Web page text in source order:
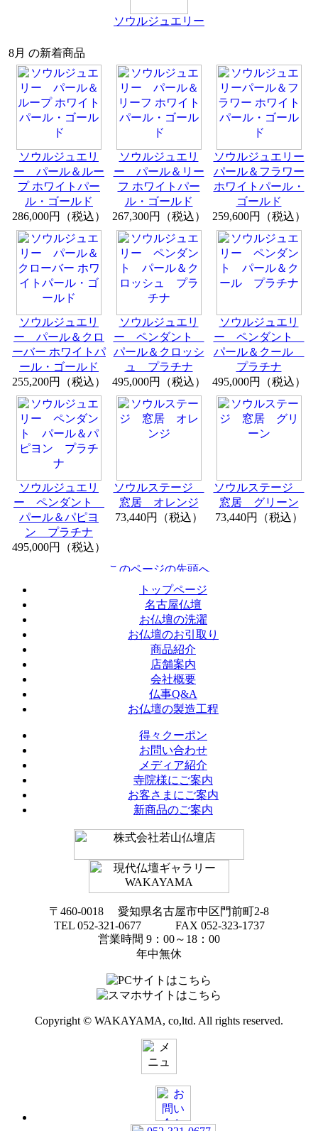
ソウルジュエリー
8月 の新着商品
ソウルジュエリ
ー パール＆ルー
プ ホワイトパー
ル・ゴールド
286,000円（税込）
ソウルジュエリ
ー パール＆リー
フ ホワイトパー
ル・ゴールド
267,300円（税込）
ソウルジュエリー
パール＆フラワー
ホワイトパール・
ゴールド
259,600円（税込）
ソウルジュエリ
ー パール＆クロ
ーバー ホワイトパ
ール・ゴールド
255,200円（税込）
ソウルジュエリ
ー ペンダント
パール＆クロッシ
ュ プラチナ
495,000円（税込）
ソウルジュエリ
ー ペンダント
パール＆クール
プラチナ
495,000円（税込）
ソウルジュエリ
ー ペンダント
パール＆パピヨ
ン プラチナ
495,000円（税込）
ソウルステージ
窓居 オレンジ
73,440円（税込）
ソウルステージ
窓居 グリーン
73,440円（税込）
トップページ
名古屋仏壇
お仏壇の洗濯
お仏壇のお引取り
商品紹介
店舗案内
会社概要
仏事Q&A
お仏壇の製造工程
得々クーポン
お問い合わせ
メディア紹介
寺院様にご案内
お客さまにご案内
新商品のご案内
〒460-0018 愛知県名古屋市中区門前町2-8
TEL 052-321-0677 FAX 052-323-1737
営業時間 9：00～18：00
年中無休
Copyright © WAKAYAMA, co,ltd. All rights reserved.